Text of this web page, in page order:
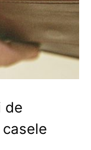
de